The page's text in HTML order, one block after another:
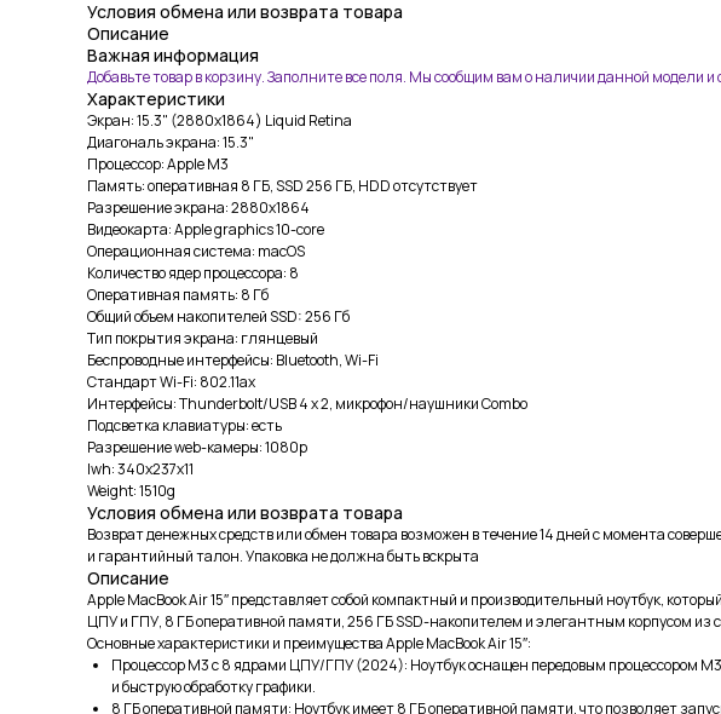
Условия обмена или возврата товара
Описание
Важная информация
Добавьте товар в корзину. Заполните все поля. Мы сообщим вам о наличии данной модели
Характеристики
Экран: 15.3" (2880x1864) Liquid Retina
Диагональ экрана: 15.3"
Процессор: Apple M3
Память: оперативная 8 ГБ, SSD 256 ГБ, HDD отсутствует
Разрешение экрана: 2880x1864
Видеокарта: Apple graphics 10-core
Операционная система: macOS
Количество ядер процессора: 8
Оперативная память: 8 Гб
Общий объем накопителей SSD: 256 Гб
Тип покрытия экрана: глянцевый
Беспроводные интерфейсы: Bluetooth, Wi-Fi
Стандарт Wi-Fi: 802.11ax
Интерфейсы: Thunderbolt/USB 4 x 2, микрофон/наушники Combo
Подсветка клавиатуры: есть
Разрешение web-камеры: 1080p
lwh: 340x237x11
Weight: 1510g
Условия обмена или возврата товара
Возврат денежных средств или обмен товара возможен в течение 14 дней с момента
и гарантийный талон. Упаковка не должна быть вскрыта
Описание
Apple MacBook Air 15″ представляет собой компактный и производительный ноутбук,
ЦПУ и ГПУ, 8 ГБ оперативной памяти, 256 ГБ SSD-накопителем и элегантным корпусом из
Основные характеристики и преимущества Apple MacBook Air 15″:
Процессор M3 с 8 ядрами ЦПУ/ГПУ (2024): Ноутбук оснащен передовым процессором
и быструю обработку графики.
8 ГБ оперативной памяти: Ноутбук имеет 8 ГБ оперативной памяти, что позволяет